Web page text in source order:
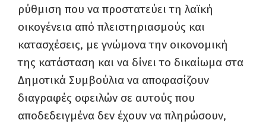
ρύθμιση που να προστατεύει τη λαϊκή
οικογένεια από πλειστηριασμούς και
κατασχέσεις, με γνώμονα την οικονομική
της κατάσταση και να δίνει το δικαίωμα στα
Δημοτικά Συμβούλια να αποφασίζουν
διαγραφές οφειλών σε αυτούς που
αποδεδειγμένα δεν έχουν να πληρώσουν,